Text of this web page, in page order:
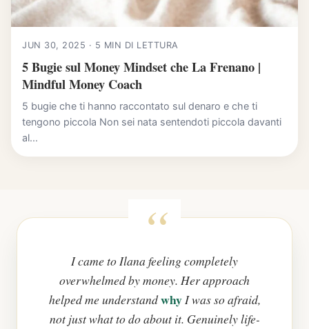
JUN 30, 2025 · 5 MIN DI LETTURA
5 Bugie sul Money Mindset che La Frenano |
Mindful Money Coach
5 bugie che ti hanno raccontato sul denaro e che ti
tengono piccola Non sei nata sentendoti piccola davanti
al...
I came to Ilana feeling completely
overwhelmed by money. Her approach
helped me understandwhyI was so afraid,
not just what to do about it. Genuinely life-